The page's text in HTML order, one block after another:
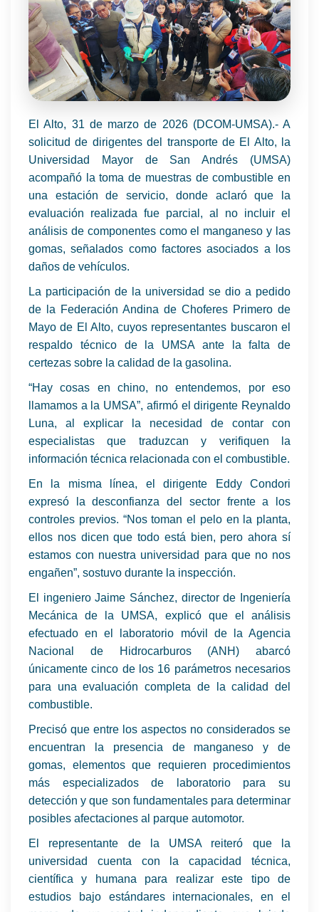
El Alto, 31 de marzo de 2026 (DCOM-UMSA).- A
solicitud de dirigentes del transporte de El Alto, la
Universidad Mayor de San Andrés (UMSA)
acompañó la toma de muestras de combustible en
una estación de servicio, donde aclaró que la
evaluación realizada fue parcial, al no incluir el
análisis de componentes como el manganeso y las
gomas, señalados como factores asociados a los
daños de vehículos.
La participación de la universidad se dio a pedido
de la Federación Andina de Choferes Primero de
Mayo de El Alto, cuyos representantes buscaron el
respaldo técnico de la UMSA ante la falta de
certezas sobre la calidad de la gasolina.
“Hay cosas en chino, no entendemos, por eso
llamamos a la UMSA”, afirmó el dirigente Reynaldo
Luna, al explicar la necesidad de contar con
especialistas que traduzcan y verifiquen la
información técnica relacionada con el combustible.
En la misma línea, el dirigente Eddy Condori
expresó la desconfianza del sector frente a los
controles previos. “Nos toman el pelo en la planta,
ellos nos dicen que todo está bien, pero ahora sí
estamos con nuestra universidad para que no nos
engañen”, sostuvo durante la inspección.
El ingeniero Jaime Sánchez, director de Ingeniería
Mecánica de la UMSA, explicó que el análisis
efectuado en el laboratorio móvil de la Agencia
Nacional de Hidrocarburos (ANH) abarcó
únicamente cinco de los 16 parámetros necesarios
para una evaluación completa de la calidad del
combustible.
Precisó que entre los aspectos no considerados se
encuentran la presencia de manganeso y de
gomas, elementos que requieren procedimientos
más especializados de laboratorio para su
detección y que son fundamentales para determinar
posibles afectaciones al parque automotor.
El representante de la UMSA reiteró que la
universidad cuenta con la capacidad técnica,
científica y humana para realizar este tipo de
estudios bajo estándares internacionales, en el